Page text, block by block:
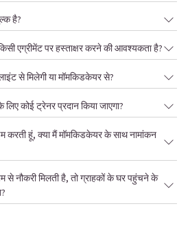
है?
एग्रीमेंट पर हस्ताक्षर करने की आवश्यकता है?
से मिलेगी या मॉमकिडकेयर से?
कोई ट्रेनर प्रदान किया जाएगा?
करती हूं, क्या मैं मॉमकिडकेयर के साथ नामांकन
नौकरी मिलती है, तो ग्राहकों के घर पहुंचने के